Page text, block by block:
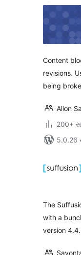
Content
revisions.
being
Allon
200+
5.0.26
The
with a
version